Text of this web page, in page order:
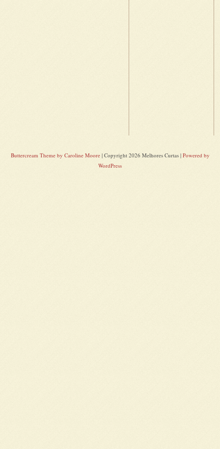
Buttercream Theme by Caroline Moore| Copyright 2026 Melhores Curtas | Powered by
WordPress